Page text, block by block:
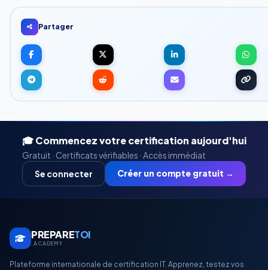
Partager
🎓 Commencez votre certification aujourd'hui
Gratuit · Certificats vérifiables · Accès immédiat
Se connecter
Créer un compte gratuit →
PREPARETOI
.ACADEMY
Plateforme internationale de certification IT. Apprenez, testez vos